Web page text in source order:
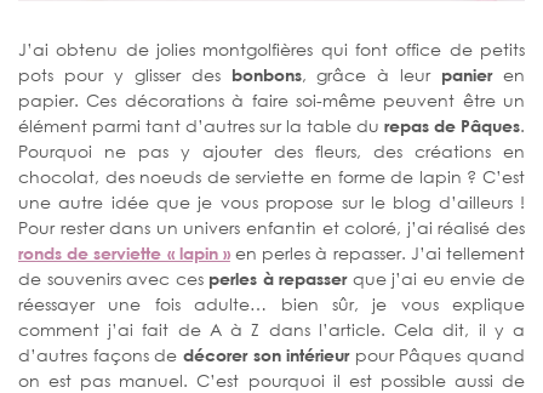
J’ai obtenu de jolies montgolfières qui font office de petits
pots pour y glisser des bonbons, grâce à leur panieren
papier. Ces décorations à faire soi-même peuvent être un
élément parmi tant d’autres sur la table du repas de Pâques.
Pourquoi ne pas y ajouter des fleurs, des créations en
chocolat, des noeuds de serviette en forme de lapin ? C’est
une autre idée que je vous propose sur le blog d’ailleurs !
Pour rester dans un univers enfantin et coloré, j’ai réalisé des
ronds de serviette « lapin »en perles à repasser. J’ai tellement
de souvenirs avec ces perles à repasserque j’ai eu envie de
réessayer une fois adulte… bien sûr, je vous explique
comment j’ai fait de A à Z dans l’article. Cela dit, il y a
d’autres façons de décorer son intérieurpour Pâques quand
on est pas manuel. C’est pourquoi il est possible aussi de